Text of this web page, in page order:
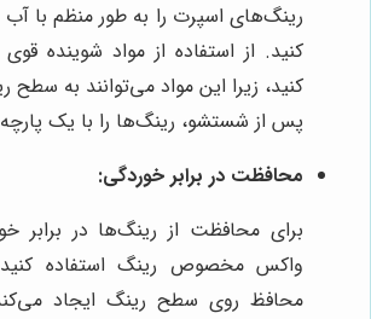
رینگ‌های اسپرت را به طور منظم با آب
کنید. از استفاده از مواد شوینده
کنید، زیرا این مواد می‌توانند به
پس از شستشو، رینگ‌ها را با یک
محافظت در برابر خوردگی:
برای محافظت از رینگ‌ها در برابر
واکس مخصوص رینگ استفاده
محافظ روی سطح رینگ ایجاد